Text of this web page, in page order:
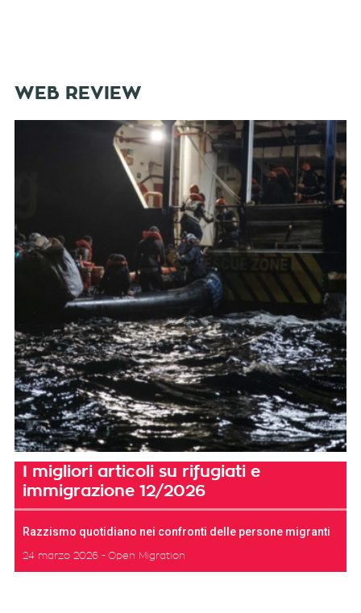
WEB REVIEW
I migliori articoli su rifugiati e
immigrazione 12/2026
Razzismo quotidiano nei confronti delle persone migranti
24 marzo 2026 Open Migration